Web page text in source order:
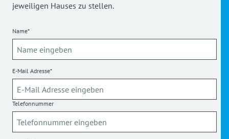
jeweiligen Hauses zu stellen.
Name*
E-Mail Adresse*
Telefonnummer